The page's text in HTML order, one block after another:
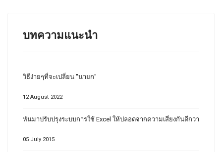
บทความแนะนำ
วิธีง่ายๆที่จะเปลี่ยน "นายก"
12 August 2022
หันมาปรับปรุงระบบการใช้ Excel ให้ปลอดจากความเสี่ยงกันดีกว่า
05 July 2015